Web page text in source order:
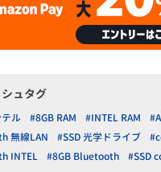
ュタグ
ル #8GB RAM #INTEL RAM
無線LAN
#SSD 光学ドライブ
INTEL
#8GB Bluetooth #SSD